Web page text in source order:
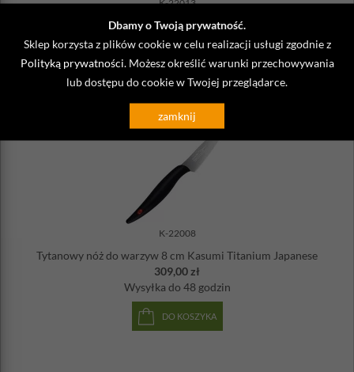
Dbamy o Twoją prywatność.
Sklep korzysta z plików cookie w celu realizacji usługi zgodnie z
Polityką prywatności. Możesz określić warunki przechowywania
lub dostępu do cookie w Twojej przeglądarce.
zamknij
K-22013
Krótki nóż szefa kuchni 13 cm Kasumi Titanium Japanese
359,00 zł
Wysyłka
do 48 godzin
DO KOSZYKA
K-22008
Tytanowy nóż do warzyw 8 cm Kasumi Titanium Japanese
309,00 zł
Wysyłka do 48 godzin
DO KOSZYKA